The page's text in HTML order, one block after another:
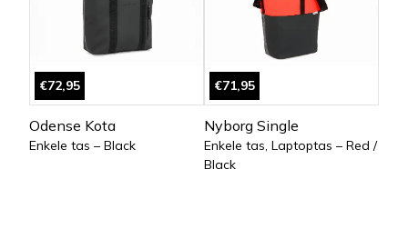
€72,95
Odense Kota
Enkele tas – Black
€71,95
Nyborg Single
Enkele tas, Laptoptas – Red /
Black